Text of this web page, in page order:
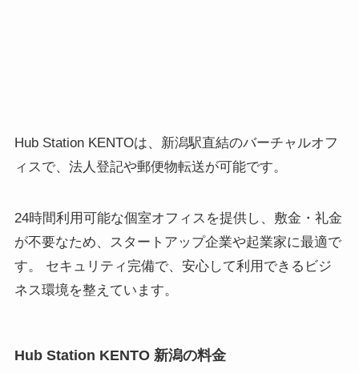
Hub Station KENTOは、新潟駅直結のバーチャルオフ
ィスで、法人登記や郵便物転送が可能です。
24時間利用可能な個室オフィスを提供し、敷金・礼金
が不要なため、スタートアップ企業や起業家に最適で
す。 セキュリティ完備で、安心して利用できるビジ
ネス環境を整えています。
Hub Station KENTO 新潟の料金